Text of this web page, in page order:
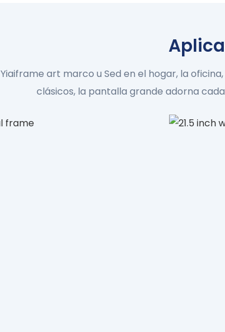
Yiaiframe art marco u Sed en el hogar, la
clásicos, la pantalla grande adorna